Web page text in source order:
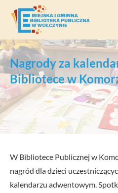
Przejdź do treści
Nagrody za
Bibliotece w
W Bibliotece Publicznej w
nagród dla dzieci
kalendarzu adwentowym.